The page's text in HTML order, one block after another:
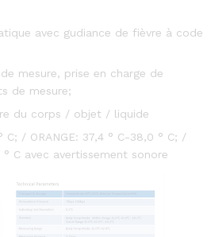
avec gudiance de fièvre à code
mesure, prise en charge de
de mesure;
du corps / objet / liquide
C; / ORANGE: 37,4 ° C-38,0 ° C; /
° C avec avertissement sonore